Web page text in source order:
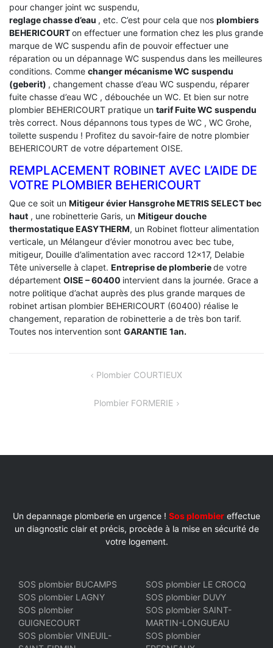
pour changer joint wc suspendu,
reglage chasse d’eau , etc. C’est pour cela que nos plombiers
BEHERICOURTon effectuer une formation chez les plus grande
marque de WC suspendu afin de pouvoir effectuer une
réparation ou un dépannage WC suspendus dans les meilleures
conditions. Comme changer mécanisme WC suspendu
(geberit) , changement chasse d’eau WC suspendu, réparer
fuite chasse d’eau WC , débouchée un WC. Et bien sur notre
plombier BEHERICOURT pratique un tarif Fuite WC suspendu
très correct. Nous dépannons tous types de WC , WC Grohe,
toilette suspendu ! Profitez du savoir-faire de notre plombier
BEHERICOURT de votre département OISE.
REMPLACEMENT ROBINET AVEC L’AIDE DE
VOTRE PLOMBIER BEHERICOURT
Que ce soit un Mitigeur évier Hansgrohe METRIS SELECT bec
haut , une robinetterie Garis, un Mitigeur douche
thermostatique EASYTHERM, un Robinet flotteur alimentation
verticale, un Mélangeur d’évier monotrou avec bec tube,
mitigeur, Douille d’alimentation avec raccord 12×17, Delabie
Tête universelle à clapet. Entreprise de plomberiede votre
département OISE – 60400 intervient dans la journée. Grace a
notre politique d’achat auprès des plus grande marques de
robinet artisan plombier BEHERICOURT (60400) réalise le
changement, reparation de robinetterie a de très bon tarif.
Toutes nos intervention sont GARANTIE 1an.
Plombier COURTIEUX
Plombier FORMERIE
Un depannage plomberie en urgence ! Sos plombier effectue
un diagnostic clair et précis, procède à la mise en sécurité de
votre logement.
SOS plombier BUCAMPS
SOS plombier LE CROCQ
SOS plombier LAGNY
SOS plombier DUVY
SOS plombier
GUIGNECOURT
SOS plombier SAINT-
MARTIN-LONGUEAU
SOS plombier VINEUIL-
SOS plombier